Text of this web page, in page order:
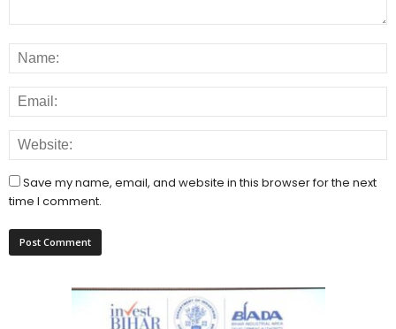
Save my name, email, and website in this browser for the next
time I comment.